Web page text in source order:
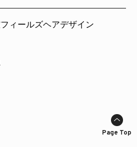
ィールズヘアデザイン
Page Top